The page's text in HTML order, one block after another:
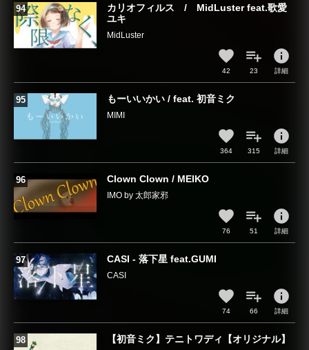
カリオフィルス / MidLuster feat.歌愛
ユキ
MidLuster
42 23
info
詳細
もーいいかい / feat. 初音ミク
MIMI
364 315
info
詳細
Clown Clown / MEIKO
IMO by 太郎家邪
76 51
info
詳細
CASI - 落下星 feat.GUMI
CASI
74 66
info
詳細
【初音ミク】テニトワディ【オリジナル】